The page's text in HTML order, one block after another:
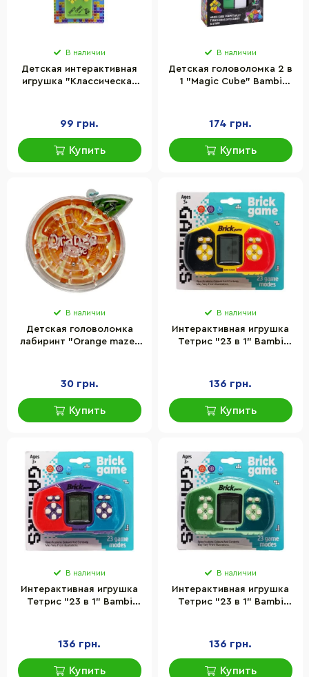
В наличии
Детская интерактивная
игрушка "Классическая
99 грн.
Купить
В наличии
Детская головоломка 2 в
1 "Magic Cube" Bambi
174 грн.
Купить
В наличии
Детская головоломка
лабиринт "Orange maze"
30 грн.
Купить
В наличии
Интерактивная игрушка
Тетрис "23 в 1" Bambi
136 грн.
Купить
В наличии
Интерактивная игрушка
Тетрис "23 в 1" Bambi
136 грн.
Купить
В наличии
Интерактивная игрушка
Тетрис "23 в 1" Bambi
136 грн.
Купить